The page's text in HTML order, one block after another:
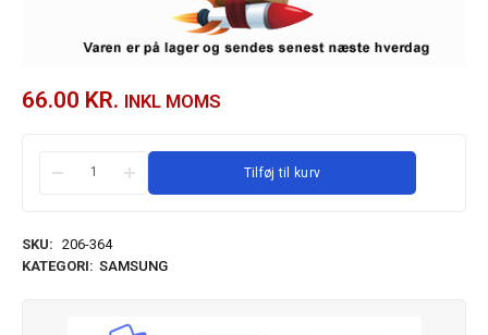
66.00 KR. INKL MOMS
Tilføj til kurv
SKU: 206-364
KATEGORI: SAMSUNG